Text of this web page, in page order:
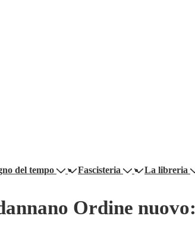
del tempo Fascisteria La libreria
Ordine nuovo: